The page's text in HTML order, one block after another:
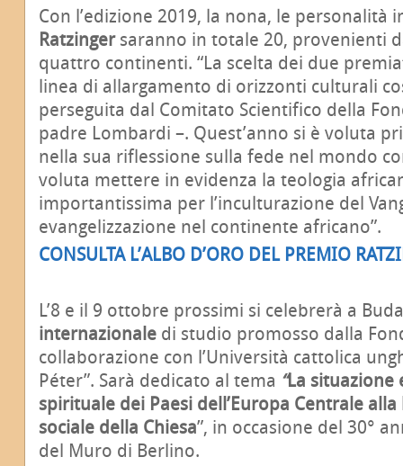
Con l’edizione 2019, la nona, le personalità
Ratzingersaranno in totale 20, provenienti
quattro continenti. “La scelta dei due
linea di allargamento di orizzonti culturali
perseguita dal Comitato Scientifico della
padre Lombardi –. Quest’anno si è voluta
nella sua riflessione sulla fede nel mondo
voluta mettere in evidenza la teologia
importantissima per l’inculturazione del
evangelizzazione nel continente africano”.
CONSULTA L’ALBO D’ORO DEL PREMIO
L’8 e il 9 ottobre prossimi si celebrerà a
internazionale di studio promosso dalla
collaborazione con l’Università cattolica
Péter”. Sarà dedicato al tema “La situazione
spirituale dei Paesi dell’Europa Centrale
sociale della Chiesa”, in occasione del 30°
del Muro di Berlino.